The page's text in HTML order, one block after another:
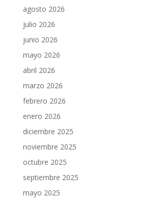
agosto 2026
julio 2026
junio 2026
mayo 2026
abril 2026
marzo 2026
febrero 2026
enero 2026
diciembre 2025
noviembre 2025
octubre 2025
septiembre 2025
mayo 2025